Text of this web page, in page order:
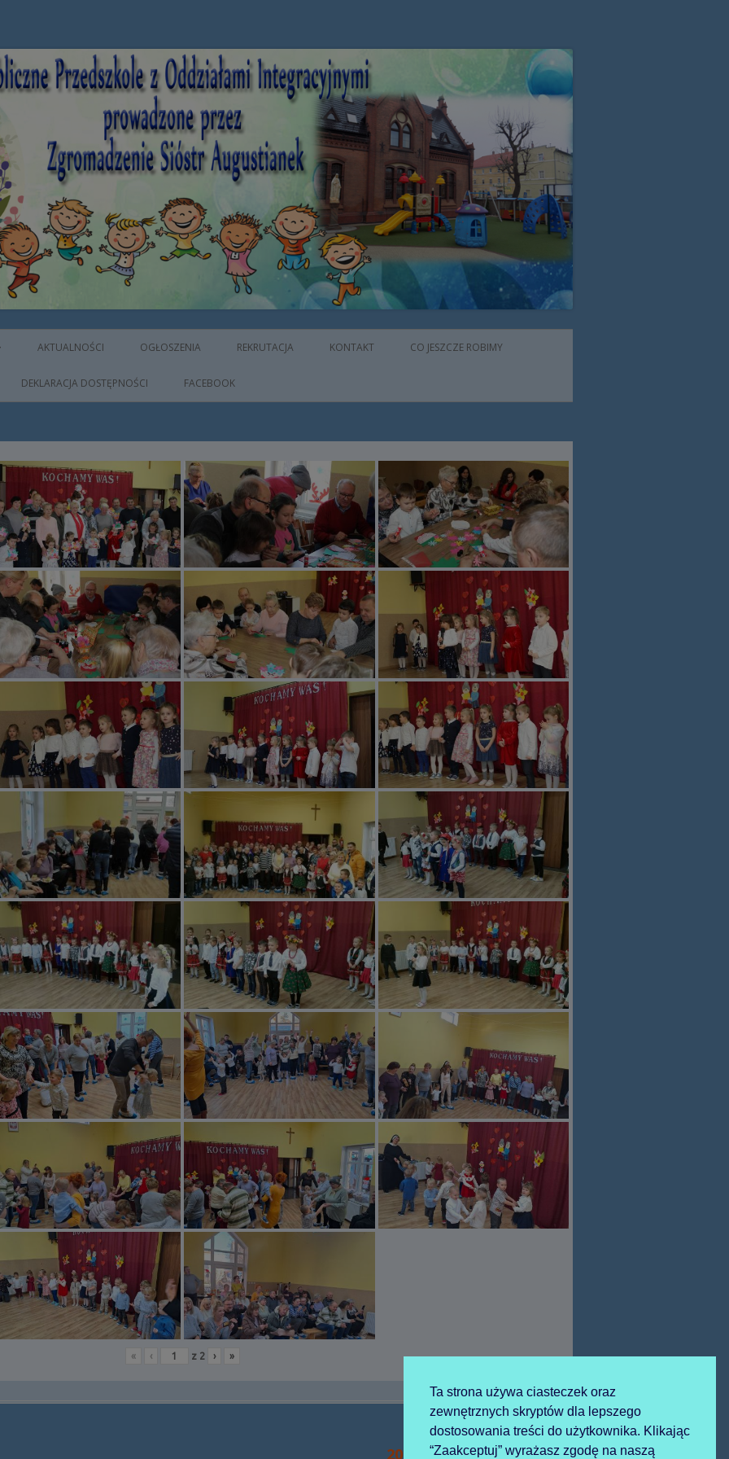
Oddziałami Integracyjnymi prowadzone przez Zgromadzenie Sióstr
AKTUALNOŚCI OGŁOSZENIA REKRUTACJA KONTAKT CO JESZCZE ROBIMY
DEKLARACJA DOSTĘPNOŚCI FACEBOOK
« ‹ z 2 › »
Następny
2024-01-16 kolędowanie
Ta strona używa ciasteczek oraz
zewnętrznych skryptów dla lepszego
dostosowania treści do użytkownika. Klikając
“Zaakceptuj” wyrażasz zgodę na naszą